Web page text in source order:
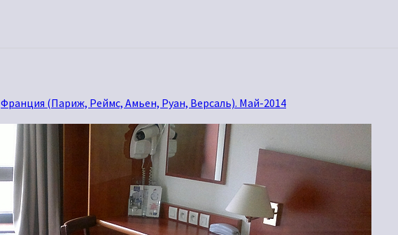
Франция (Париж, Реймс, Амьен, Руан, Версаль). Май-2014